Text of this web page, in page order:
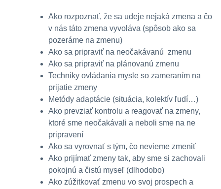
Ako rozpoznať, že sa udeje nejaká zmena a čo
v nás táto zmena vyvoláva (spôsob ako sa
pozeráme na zmenu)
Ako sa pripraviť na neočakávanú zmenu
Ako sa pripraviť na plánovanú zmenu
Techniky ovládania mysle so zameraním na
prijatie zmeny
Metódy adaptácie (situácia, kolektív ľudí…)
Ako prevziať kontrolu a reagovať na zmeny,
ktoré sme neočakávali a neboli sme na ne
pripravení
Ako sa vyrovnať s tým, čo nevieme zmeniť
Ako prijímať zmeny tak, aby sme si zachovali
pokojnú a čistú myseľ (dlhodobo)
Ako zúžitkovať zmenu vo svoj prospech a